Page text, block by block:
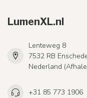
LumenXL.nl
Lenteweg 8
7532 RB
Nederland
+31 85 773 1906